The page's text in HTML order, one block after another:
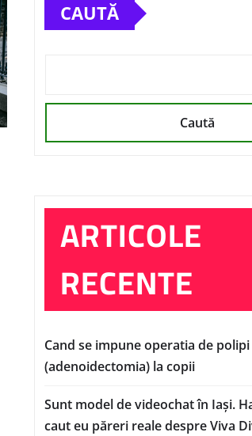
CAUTĂ
Caută
ARTICOLE
RECENTE
Cand se impune operatia de polipi
(adenoidectomia) la copii
Sunt model de videochat în Iași.
caut eu păreri reale despre Viva